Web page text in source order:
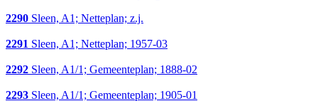
2290 Sleen, A1; Netteplan; z.j.
2291 Sleen, A1; Netteplan; 1957-03
2292 Sleen, A1/1; Gemeenteplan; 1888-02
2293 Sleen, A1/1; Gemeenteplan; 1905-01